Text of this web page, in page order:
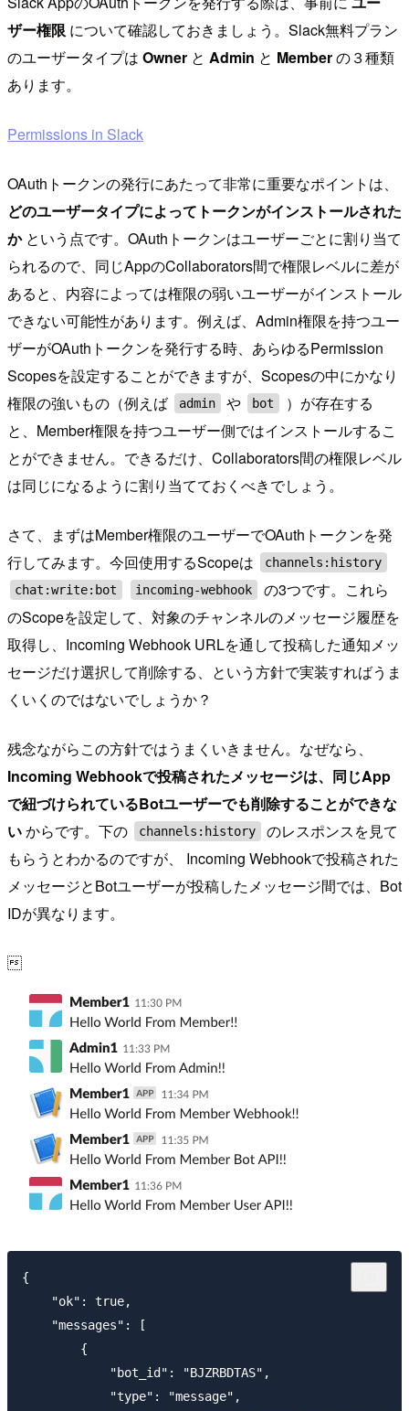
ザー権限 について確認しておきましょう。Slack無料プラン
のユーザータイプは Owner と Admin と Memberの３種類
あります。
Permissions in Slack
OAuthトークンの発行にあたって非常に重要なポイントは、
どのユーザータイプによってトークンがインストールされた
かという点です。OAuthトークンはユーザーごとに割り当て
られるので、同じAppのCollaborators間で権限レベルに差が
あると、内容によっては権限の弱いユーザーがインストール
できない可能性があります。例えば、Admin権限を持つユー
ザーがOAuthトークンを発行する時、あらゆるPermission
Scopesを設定することができますが、Scopesの中にかなり
権限の強いもの（例えば
admin や bot
）が存在する
と、Member権限を持つユーザー側ではインストールするこ
とができません。できるだけ、Collaborators間の権限レベル
は同じになるように割り当てておくべきでしょう。
さて、まずはMember権限のユーザーでOAuthトークンを発
行してみます。今回使用するScopeは
channels:history
chat:write:bot
incoming-webhook
の3つです。これら
のScopeを設定して、対象のチャンネルのメッセージ履歴を
取得し、Incoming Webhook URLを通して投稿した通知メッ
セージだけ選択して削除する、という方針で実装すればうま
くいくのではないでしょうか？
残念ながらこの方針ではうまくいきません。なぜなら、
Incoming Webhookで投稿されたメッセージは、同じApp
で紐づけられているBotユーザーでも削除することができな
いからです。下の channels:history
のレスポンスを見て
もらうとわかるのですが、 Incoming Webhookで投稿された
メッセージとBotユーザーが投稿したメッセージ間では、Bot
IDが異なります。
{
    "ok": true,
    "messages": [
        {
            "bot_id": "BJZRBDTAS",
            "type": "message",